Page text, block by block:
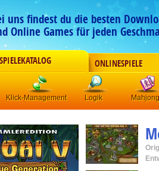
uns findest du die besten
Online Games für jeden
SPIELEKATALOG ONLINESPIELE
Klick-Management Logik Mahjong